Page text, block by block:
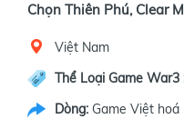
Chọn Thiên Phú, Clear
Việt Nam
Thể Loại Game War3
Dòng: Game Việt hoá